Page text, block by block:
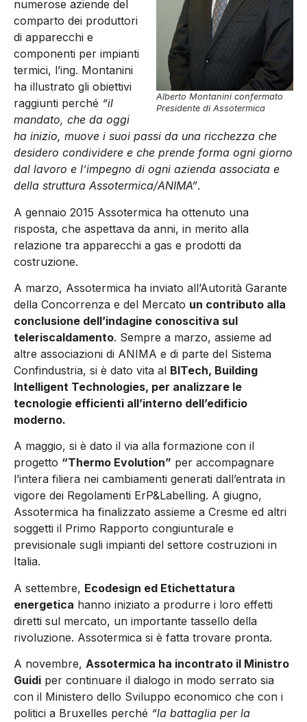
Alberto Montanini confermato
Presidente di Assotermica
numerose aziende del
comparto dei produttori
di apparecchi e
componenti per impianti
termici, l’ing. Montanini
ha illustrato gli obiettivi
raggiunti perché “il
mandato, che da oggi
ha inizio, muove i suoi passi da una ricchezza che
desidero condividere e che prende forma ogni giorno
dal lavoro e l’impegno di ogni azienda associata e
della struttura Assotermica/ANIMA”.
A gennaio 2015 Assotermica ha ottenuto una
risposta, che aspettava da anni, in merito alla
relazione tra apparecchi a gas e prodotti da
costruzione.
A marzo, Assotermica ha inviato all’Autorità Garante
della Concorrenza e del Mercato un contributo alla
conclusione dell’indagine conoscitiva sul
teleriscaldamento. Sempre a marzo, assieme ad
altre associazioni di ANIMA e di parte del Sistema
Confindustria, si è dato vita al BITech, Building
Intelligent Technologies, per analizzare le
tecnologie efficienti all’interno dell’edificio
moderno.
A maggio, si è dato il via alla formazione con il
progetto “Thermo Evolution” per accompagnare
l’intera filiera nei cambiamenti generati dall’entrata in
vigore dei Regolamenti ErP&Labelling. A giugno,
Assotermica ha finalizzato assieme a Cresme ed altri
soggetti il Primo Rapporto congiunturale e
previsionale sugli impianti del settore costruzioni in
Italia.
A settembre, Ecodesign ed Etichettatura
energetica hanno iniziato a produrre i loro effetti
diretti sul mercato, un importante tassello della
rivoluzione. Assotermica si è fatta trovare pronta.
A novembre, Assotermica ha incontrato il Ministro
Guidi per continuare il dialogo in modo serrato sia
con il Ministero dello Sviluppo economico che con i
politici a Bruxelles perché “la battaglia per la